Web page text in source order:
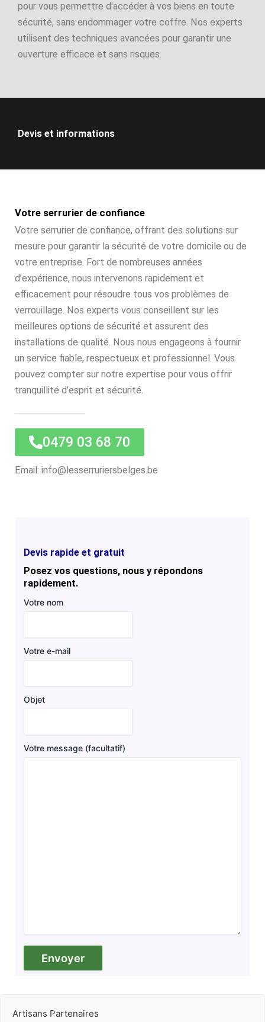
pour vous permettre d'accéder à vos biens en toute
sécurité, sans endommager votre coffre. Nos experts
utilisent des techniques avancées pour garantir une
ouverture efficace et sans risques.
Devis et informations
Votre serrurier de confiance
Votre serrurier de confiance, offrant des solutions sur
mesure pour garantir la sécurité de votre domicile ou de
votre entreprise. Fort de nombreuses années
d’expérience, nous intervenons rapidement et
efficacement pour résoudre tous vos problèmes de
verrouillage. Nos experts vous conseillent sur les
meilleures options de sécurité et assurent des
installations de qualité. Nous nous engageons à fournir
un service fiable, respectueux et professionnel. Vous
pouvez compter sur notre expertise pour vous offrir
tranquillité d’esprit et sécurité.
0479 03 68 70
Email: info@lesserruriersbelges.be
Devis rapide et gratuit
Posez vos questions, nous y répondons
rapidement.
Votre nom
Votre e-mail
Objet
Votre message (facultatif)
Artisans Partenaires